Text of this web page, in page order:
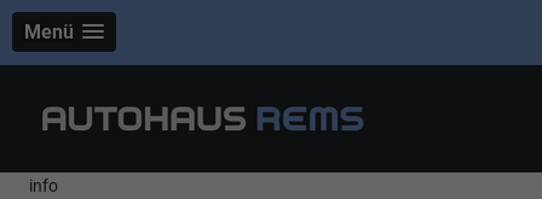
Menü
info